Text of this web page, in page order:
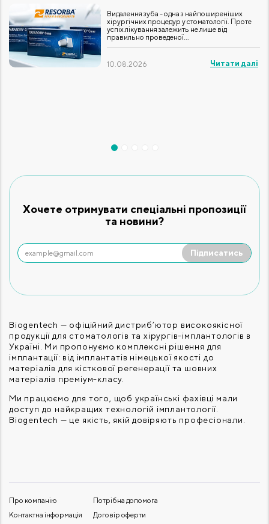
Видалення зуба - одна з найпоширеніших
хірургічних процедур у стоматології. Проте
успіх лікування залежить не лише від
правильно проведеної...
10.08.2026 Читати далі
Хочете отримувати спеціальні пропозиції
та новини?
Biogentech — офіційний дистриб’ютор високоякісної
продукції для стоматологів та хірургів-імплантологів в
Україні. Ми пропонуємо комплексні рішення для
імплантації: від імплантатів німецької якості до
матеріалів для кісткової регенерації та шовних
матеріалів преміум-класу.
Ми працюємо для того, щоб українські фахівці мали
доступ до найкращих технологій імплантології.
Biogentech — це якість, якій довіряють професіонали.
Про компанію
Контактна інформація
Потрібна допомога
Договір оферти